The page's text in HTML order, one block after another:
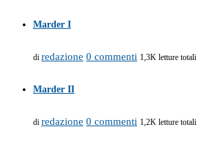
Marder I
di redazione 0 commenti 1,3K letture totali
Marder II
di redazione 0 commenti 1,2K letture totali